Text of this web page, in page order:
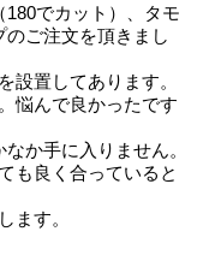
でカット）、タモ
ご注文を頂きまし
設置してあります。
悩んで良かったです
か手に入りません。
も良く合っていると
ます。